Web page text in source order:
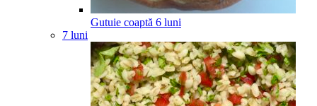
Gutuie coaptă 6 luni
7 luni